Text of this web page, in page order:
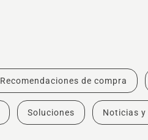
Recomendaciones de compra
Soluciones Noticias y